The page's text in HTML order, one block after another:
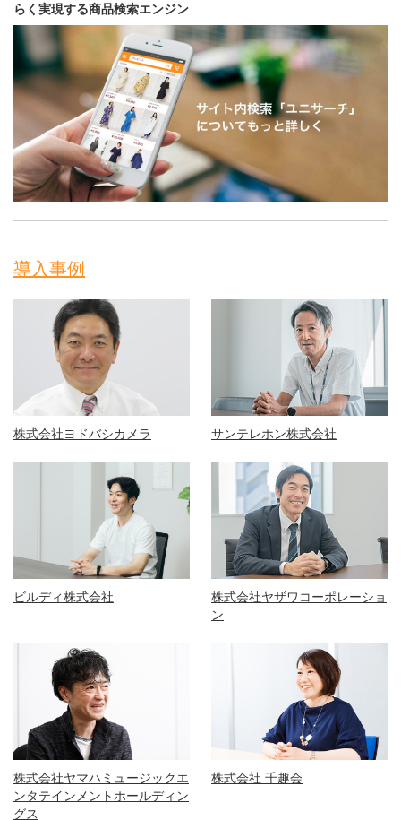
らく実現する商品検索エンジン
導入事例
株式会社ヨドバシカメラ サンテレホン株式会社
ビルディ株式会社
株式会社ヤザワコーポレーショ
ン
株式会社ヤマハミュージックエ
ンタテインメントホールディン
グス
株式会社 千趣会